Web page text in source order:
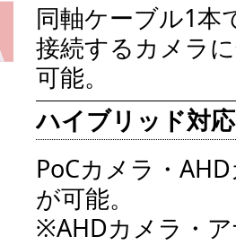
同軸ケーブル1本
接続するカメラ
可能。
ハイブリッド対応
PoCカメラ・
が可能。
※AHDカメラ・